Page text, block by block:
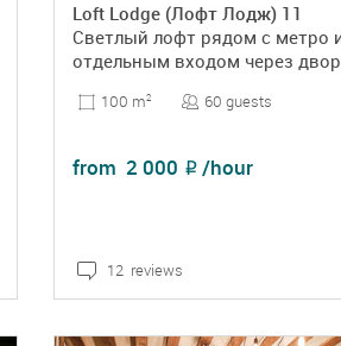
Loft Lodge (Лофт Лодж) 11
Светлый лофт рядом с метро
отдельным входом через
100 m2 60 guests
from 2 000 ₽ /hour
12 reviews